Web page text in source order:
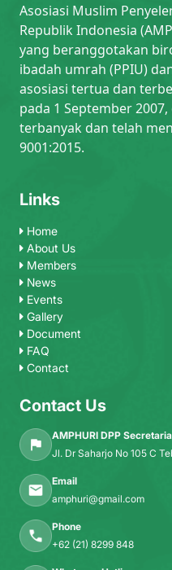
Asosiasi Muslim
Republik Indonesia
yang beranggotakan
ibadah umrah (PPIU)
asosiasi tertua dan
pada 1 September
terbanyak dan telah
9001:2015.
Links
Home
About Us
Members
News
Events
Gallery
Document
FAQ
Contact
Contact Us
AMPHURI DPP
Jl. Dr Saharjo No 105 C
Email
amphuri@gmail.com
Phone
+62 (21) 8299 848